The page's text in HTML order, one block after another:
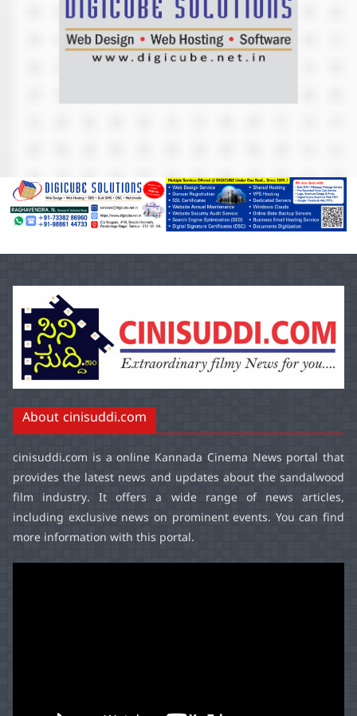
About cinisuddi.com
cinisuddi.com is a online Kannada Cinema News portal that
provides the latest news and updates about the sandalwood
film industry. It offers a wide range of news articles,
including exclusive news on prominent events. You can find
more information with this portal.